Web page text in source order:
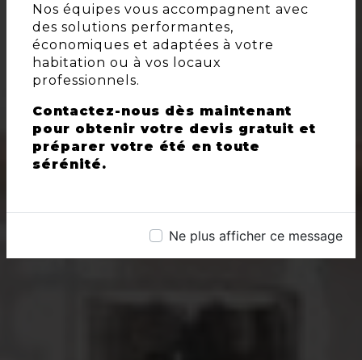
Nos équipes vous accompagnent avec
des solutions performantes,
économiques et adaptées à votre
habitation ou à vos locaux
professionnels.
Contactez-nous dès maintenant
pour obtenir votre devis gratuit et
préparer votre été en toute
sérénité.
Ne plus afficher ce message